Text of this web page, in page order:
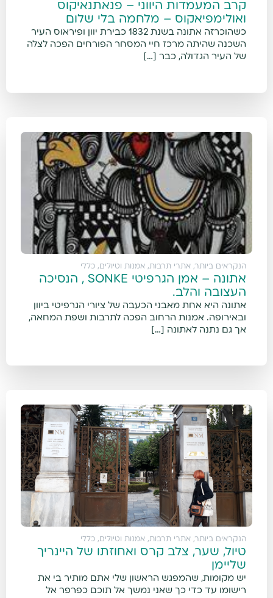
קרב המעמדות היווני – פנאתנאיקוס
ואולימפיאקוס – מלחמה בלי שלום
כשהוכרזה אתונה בשנת 1832 כבירת יוון ופיראוס העיר
השכנה שהיתה מרכז חיי המסחר הפורחים הפכה לצלה
של העיר הגדולה, כבר […]
הנקראים ביותר, אתרי תרבות, אמנות וטיולים , כללי
אתונה – אמן הגרפיטי SONKE , הנסיכה
העצובה והלב.
אתונה היא אחת מאבני הכעבה של ציורי הגרפיטי ביוון
ובאירופה. אמנות הרחוב הפכה לתרבות ושפת המחאה,
אך גם נתנה לאתונה […]
הנקראים ביותר, אתרי תרבות, אמנות וטיולים , כללי
טיול, שער, צלב קרס ואחוזתו של היינריך
שליימן
יש מקומות, שהמפגש הראשון שלי אתם מותיר בי את
רישומו עד כדי כך שאני נמשך אל תוכם כפרפר אל